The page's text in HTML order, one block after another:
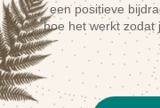
een positieve
hoe het werkt zodat